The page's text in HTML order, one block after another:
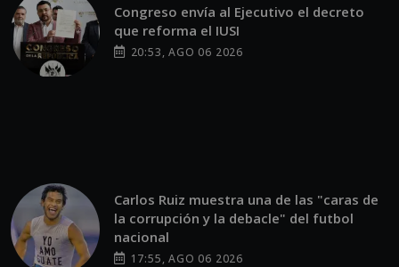
Congreso envía al Ejecutivo el decreto
que reforma el IUSI
20:53, AGO 06 2026
Carlos Ruiz muestra una de las "caras de
la corrupción y la debacle" del futbol
nacional
17:55, AGO 06 2026